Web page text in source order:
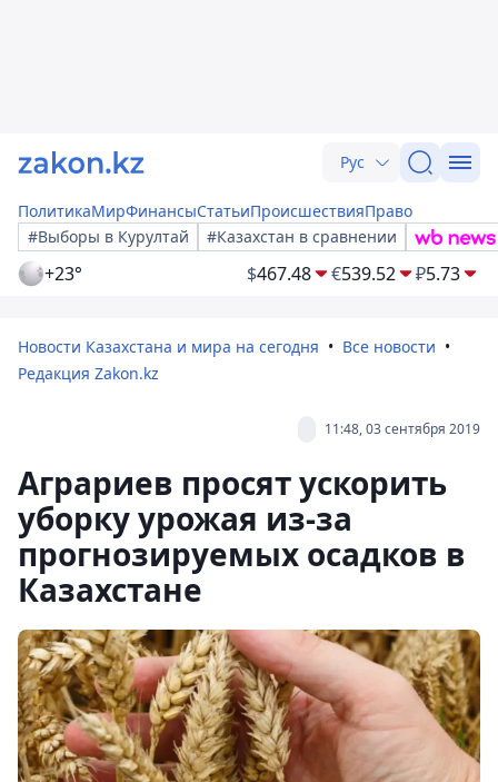
Рус
ПолитикаМирФинансыСтатьиПроисшествияПраво
#Выборы в Курултай
#Казахстан в сравнении
+23° $467.48 €539.52 ₽5.73
Новости Казахстана и мира на сегодня
Все новости
Редакция Zakon.kz
11:48, 03 сентября 2019
Аграриев просят ускорить
уборку урожая из-за
прогнозируемых осадков в
Казахстане